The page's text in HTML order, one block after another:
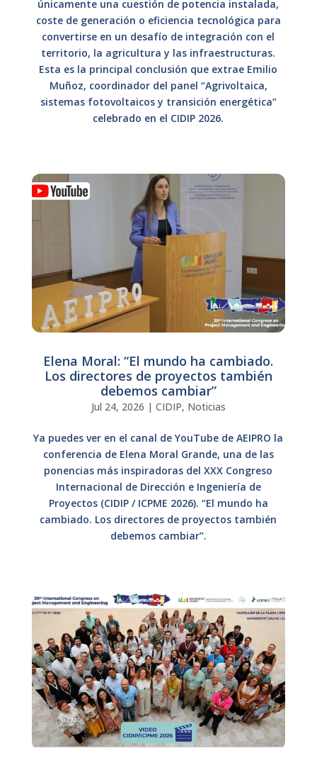
únicamente una cuestión de potencia instalada,
coste de generación o eficiencia tecnológica para
convertirse en un desafío de integración con el
territorio, la agricultura y las infraestructuras.
Esta es la principal conclusión que extrae Emilio
Muñoz, coordinador del panel “Agrivoltaica,
sistemas fotovoltaicos y transición energética”
celebrado en el CIDIP 2026.
Elena Moral: “El mundo ha cambiado.
Los directores de proyectos también
debemos cambiar”
Jul 24, 2026 | CIDIP, Noticias
Ya puedes ver en el canal de YouTube de AEIPRO la
conferencia de Elena Moral Grande, una de las
ponencias más inspiradoras del XXX Congreso
Internacional de Dirección e Ingeniería de
Proyectos (CIDIP / ICPME 2026). “El mundo ha
cambiado. Los directores de proyectos también
debemos cambiar”.